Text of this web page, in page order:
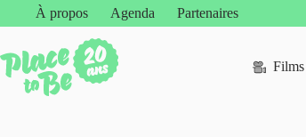
À propos Agenda Partenaires
Films